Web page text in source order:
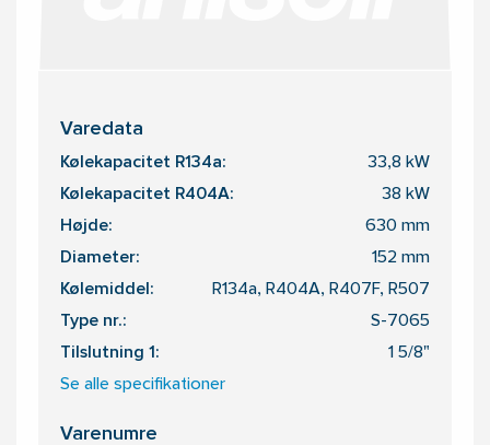
Varedata
Kølekapacitet R134a: 33,8 kW
Kølekapacitet R404A: 38 kW
Højde: 630 mm
Diameter: 152 mm
Kølemiddel: R134a, R404A, R407F, R507
Type nr.: S-7065
Tilslutning 1: 1 5/8"
Se alle specifikationer
Varenumre